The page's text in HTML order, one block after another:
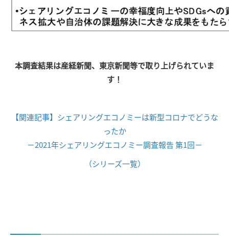
本調査結果は産経新聞、東京新聞等で取り上げられていま
す！
【関連記事】シェアリングエコノミーは新型コロナでどうな
ったか
－2021年シェアリングエコノミー調査報告 第1回－
（シリーズ一覧）